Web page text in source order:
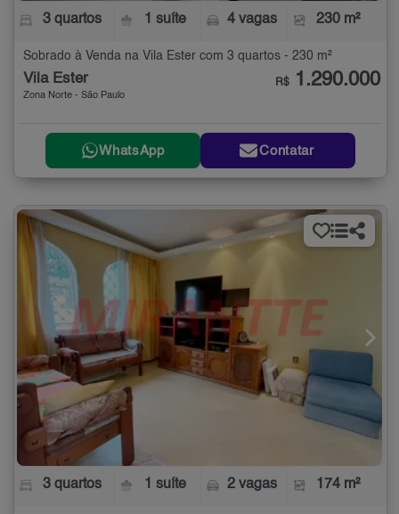
3 quartos 1 suíte 4 vagas 230 m²
Sobrado à Venda na Vila Ester com 3 quartos - 230 m²
Vila Ester
Zona Norte - São Paulo
R$ 1.290.000
WhatsApp Contatar
3 quartos 1 suíte 2 vagas 174 m²